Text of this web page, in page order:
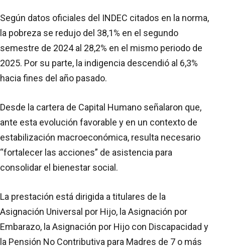
Según datos oficiales del INDEC citados en la norma,
la pobreza se redujo del 38,1% en el segundo
semestre de 2024 al 28,2% en el mismo periodo de
2025. Por su parte, la indigencia descendió al 6,3%
hacia fines del año pasado.
Desde la cartera de Capital Humano señalaron que,
ante esta evolución favorable y en un contexto de
estabilización macroeconómica, resulta necesario
“fortalecer las acciones” de asistencia para
consolidar el bienestar social.
La prestación está dirigida a titulares de la
Asignación Universal por Hijo, la Asignación por
Embarazo, la Asignación por Hijo con Discapacidad y
la Pensión No Contributiva para Madres de 7 o más